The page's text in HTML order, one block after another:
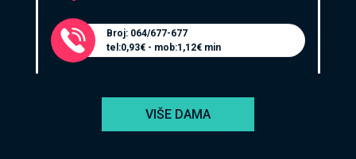
Broj: 064/677-677
tel:0,93€ - mob:1,12€ min
VIŠE DAMA